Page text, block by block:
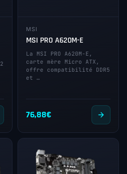
MSI
MSI PRO A620M-E
La MSI PRO A620M-E,
carte mère Micro ATX,
offre compatibilité DDR5
et …
76,88€